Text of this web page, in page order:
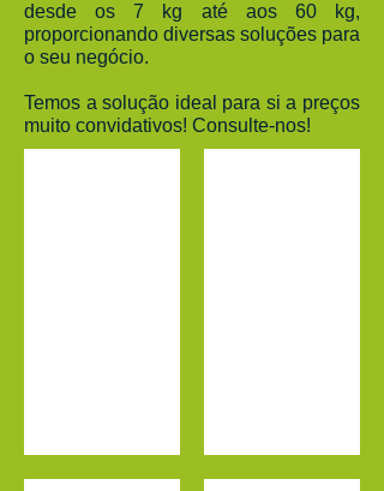
desde os 7 kg até aos 60 kg,
proporcionando diversas soluções para
o seu negócio.
Temos a solução ideal para si a preços
muito convidativos! Consulte-nos!